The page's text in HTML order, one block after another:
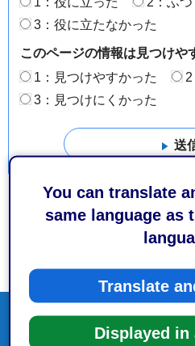
You can translate
same language as
Translate
Displayed in
3：役に立たなかった
このページの情報は見つけや
1：見つけやすかった
2
3：見つけにくかった